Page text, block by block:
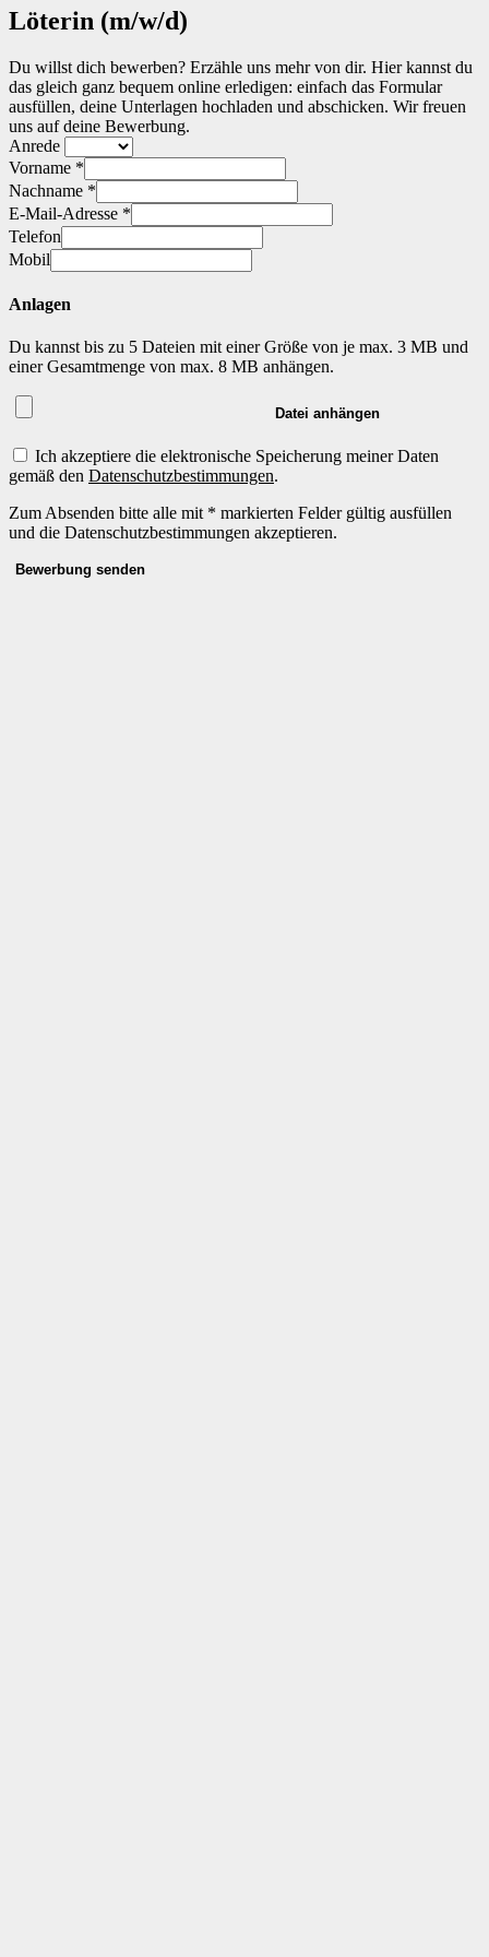
Master-Vendor-Management
Bescheinigungen & Zertifikate
Löterin (m/w/d)
Du willst dich bewerben? Erzähle uns mehr von dir. Hier kannst du
das gleich ganz bequem online erledigen: einfach das Formular
ausfüllen, deine Unterlagen hochladen und abschicken. Wir freuen
uns auf deine Bewerbung.
Anrede
Vorname *
Nachname *
E-Mail-Adresse *
Telefon
Mobil
Anlagen
Du kannst bis zu 5 Dateien mit einer Größe von je max. 3 MB und
einer Gesamtmenge von max. 8 MB anhängen.
Datei anhängen
Ich akzeptiere die elektronische Speicherung meiner Daten
gemäß den Datenschutzbestimmungen.
Zum Absenden bitte alle mit * markierten Felder gültig ausfüllen
und die Datenschutzbestimmungen akzeptieren.
Bewerbung senden